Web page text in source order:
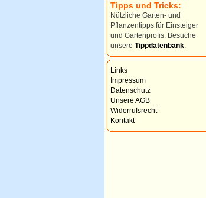
Tipps und Tricks:
Nützliche Garten- und
Pflanzentipps für Einsteiger
und Gartenprofis. Besuche
unsere Tippdatenbank
Links
Impressum
Datenschutz
Unsere AGB
Widerrufsrecht
Kontakt